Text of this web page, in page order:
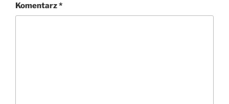
Komentarz*